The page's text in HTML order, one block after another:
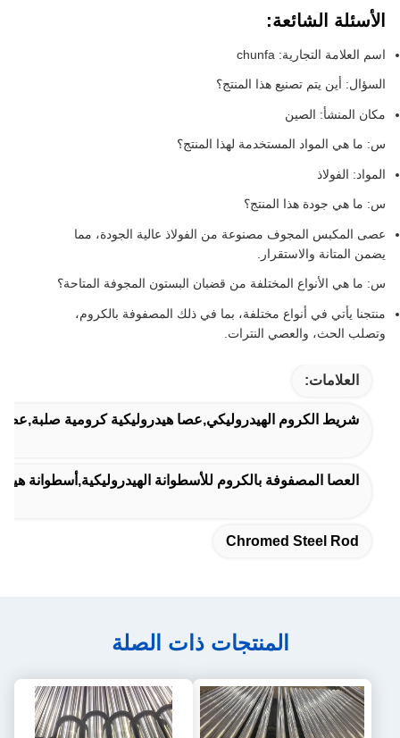
الأسئلة الشائعة:
اسم العلامة التجارية: chunfa
السؤال: أين يتم تصنيع هذا المنتج؟
مكان المنشأ: الصين
س: ما هي المواد المستخدمة لهذا المنتج؟
المواد: الفولاذ
س: ما هي جودة هذا المنتج؟
عصى المكبس المجوف مصنوعة من الفولاذ عالية الجودة، مما
يضمن المتانة والاستقرار.
س: ما هي الأنواع المختلفة من قضبان البستون المجوفة المتاحة؟
منتجنا يأتي في أنواع مختلفة، بما في ذلك المصفوفة بالكروم،
وتصلب الحث، والعصي النترات.
العلامات:
شريط الكروم الهيدروليكي,عصا هيدروليكية كرومية صلبة,عصا
العصا المصفوفة بالكروم للأسطوانة الهيدروليكية,أسطوانة هيدروليكية معصومة
Chromed Steel Rod
المنتجات ذات الصلة